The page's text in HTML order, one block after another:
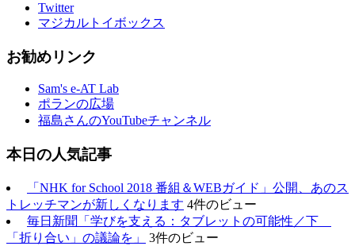
Twitter
マジカルトイボックス
お勧めリンク
Sam's e-AT Lab
ポランの広場
福島さんのYouTubeチャンネル
本日の人気記事
「NHK for School 2018 番組＆WEBガイド」公開、あのス
トレッチマンが新しくなります 4件のビュー
毎日新聞「学びを支える：タブレットの可能性／下
「折り合い」の議論を」
3件のビュー